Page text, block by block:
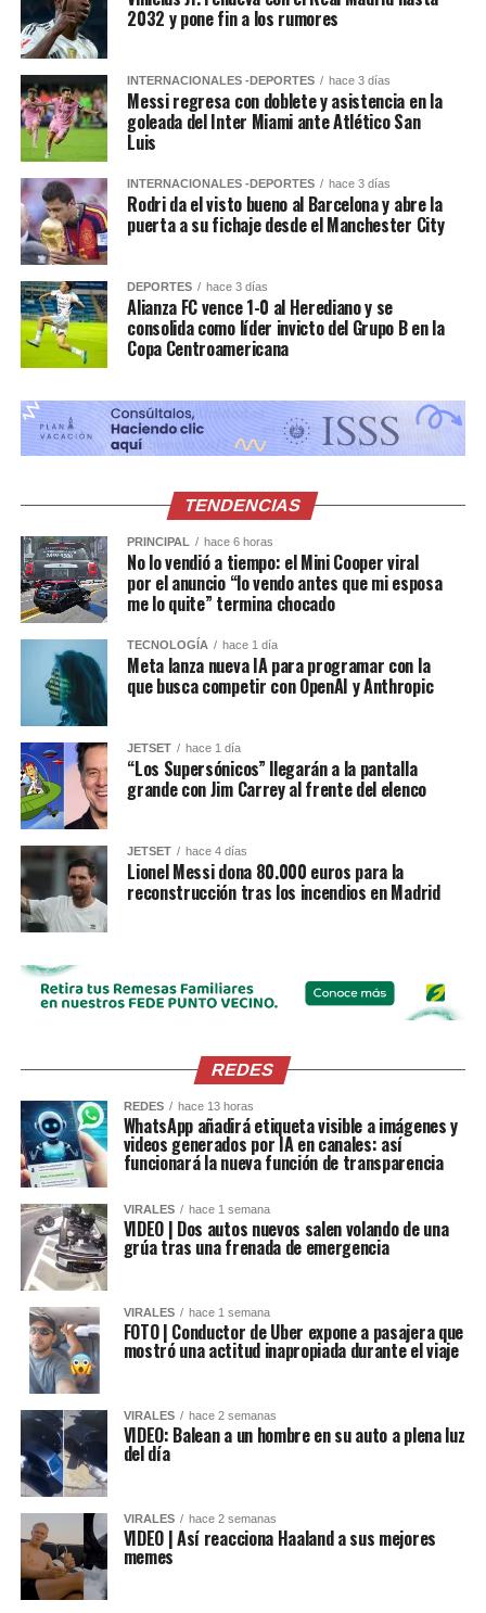
2032 y pone fin a los rumores
INTERNACIONALES -DEPORTES hace 3 días
Messi regresa con doblete y asistencia en la
goleada del Inter Miami ante Atlético San
Luis
INTERNACIONALES -DEPORTES hace 3 días
Rodri da el visto bueno al Barcelona y abre la
puerta a su fichaje desde el Manchester City
DEPORTES hace 3 días
Alianza FC vence 1-0 al Herediano y se
consolida como líder invicto del Grupo B en la
Copa Centroamericana
TENDENCIAS
PRINCIPAL hace 6 horas
No lo vendió a tiempo: el Mini Cooper viral
por el anuncio “lo vendo antes que mi esposa
me lo quite” termina chocado
TECNOLOGÍA hace 1 día
Meta lanza nueva IA para programar con la
que busca competir con OpenAI y Anthropic
JETSET hace 1 día
“Los Supersónicos” llegarán a la pantalla
grande con Jim Carrey al frente del elenco
JETSET hace 4 días
Lionel Messi dona 80.000 euros para la
reconstrucción tras los incendios en Madrid
REDES
REDES hace 13 horas
WhatsApp añadirá etiqueta visible a imágenes y
videos generados por IA en canales: así
funcionará la nueva función de transparencia
VIRALES hace 1 semana
VIDEO | Dos autos nuevos salen volando de una
grúa tras una frenada de emergencia
VIRALES hace 1 semana
FOTO | Conductor de Uber expone a pasajera que
mostró una actitud inapropiada durante el viaje
VIRALES hace 2 semanas
VIDEO: Balean a un hombre en su auto a plena luz
del día
VIRALES hace 2 semanas
VIDEO | Así reacciona Haaland a sus mejores
memes